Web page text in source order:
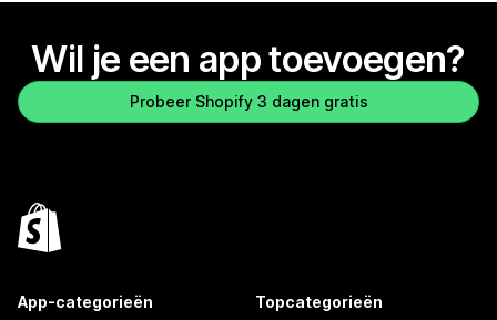
Wil je een app toevoegen?
Probeer Shopify 3 dagen gratis
App-categorieën Topcategorieën